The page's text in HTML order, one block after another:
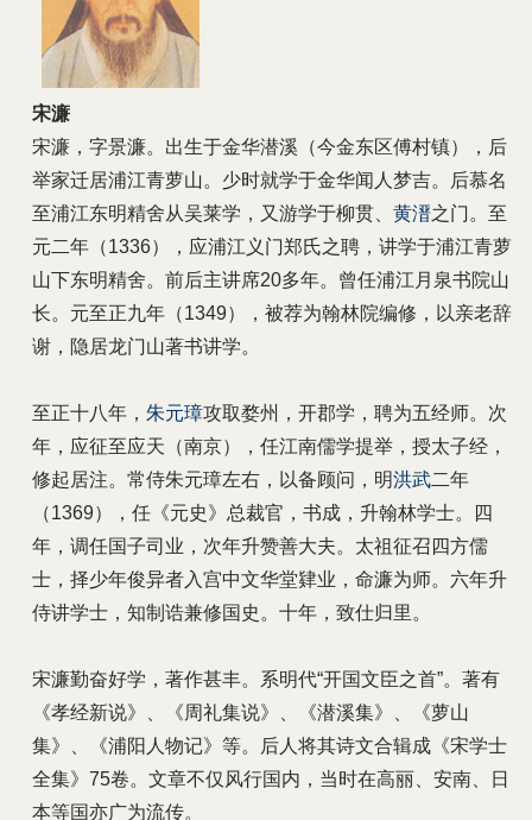
宋濂
宋濂，字景濂。出生于金华潜溪（今金东区傅村镇），后
举家迁居浦江青萝山。少时就学于金华闻人梦吉。后慕名
至浦江东明精舍从吴莱学，又游学于柳贯、 黄溍之门。至
元二年（1336），应浦江义门郑氏之聘，讲学于浦江青萝
山下东明精舍。前后主讲席20多年。曾任浦江月泉书院山
长。元至正九年（1349），被荐为翰林院编修，以亲老辞
谢，隐居龙门山著书讲学。
至正十八年， 朱元璋攻取婺州，开郡学，聘为五经师。次
年，应征至应天（南京），任江南儒学提举，授太子经，
修起居注。常侍朱元璋左右，以备顾问，明洪武二年
（1369），任《元史》总裁官，书成，升翰林学士。四
年，调任国子司业，次年升赞善大夫。太祖征召四方儒
士，择少年俊异者入宫中文华堂肄业，命濂为师。六年升
侍讲学士，知制诰兼修国史。十年，致仕归里。
宋濂勤奋好学，著作甚丰。系明代“开国文臣之首”。著有
《孝经新说》、《周礼集说》、《潜溪集》、《萝山
集》、《浦阳人物记》等。后人将其诗文合辑成《宋学士
全集》75卷。文章不仅风行国内，当时在高丽、安南、日
本等国亦广为流传。